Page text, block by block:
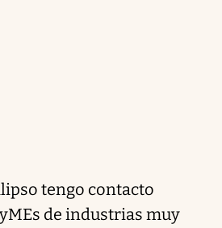
tengo contacto
de industrias muy